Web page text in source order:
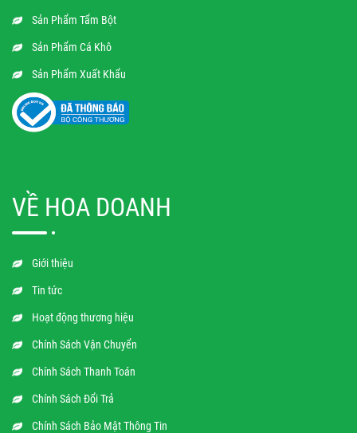
Sản Phẩm Tẩm Bột
Sản Phẩm Cá Khô
Sản Phẩm Xuất Khẩu
VỀ HOA DOANH
Giới thiệu
Tin tức
Hoạt động thương hiệu
Chính Sách Vận Chuyển
Chính Sách Thanh Toán
Chính Sách Đổi Trả
Chính Sách Bảo Mật Thông Tin